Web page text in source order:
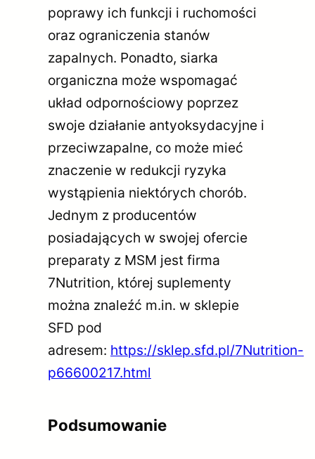
poprawy ich funkcji i ruchomości
oraz ograniczenia stanów
zapalnych. Ponadto, siarka
organiczna może wspomagać
układ odpornościowy poprzez
swoje działanie antyoksydacyjne i
przeciwzapalne, co może mieć
znaczenie w redukcji ryzyka
wystąpienia niektórych chorób.
Jednym z producentów
posiadających w swojej ofercie
preparaty z MSM jest firma
7Nutrition, której suplementy
można znaleźć m.in. w sklepie
SFD pod
adresem: https://sklep.sfd.pl/7Nutrition-
p66600217.html
Podsumowanie